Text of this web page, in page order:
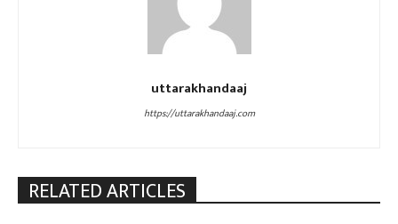
uttarakhandaaj
https://uttarakhandaaj.com
RELATED ARTICLES